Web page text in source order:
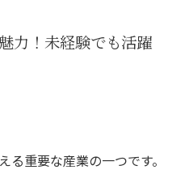
力！未経験でも活躍
重要な産業の一つです。